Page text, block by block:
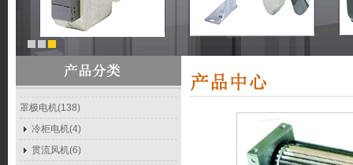
罩极电机(138)
冷柜电机(4)
贯流风机(6)